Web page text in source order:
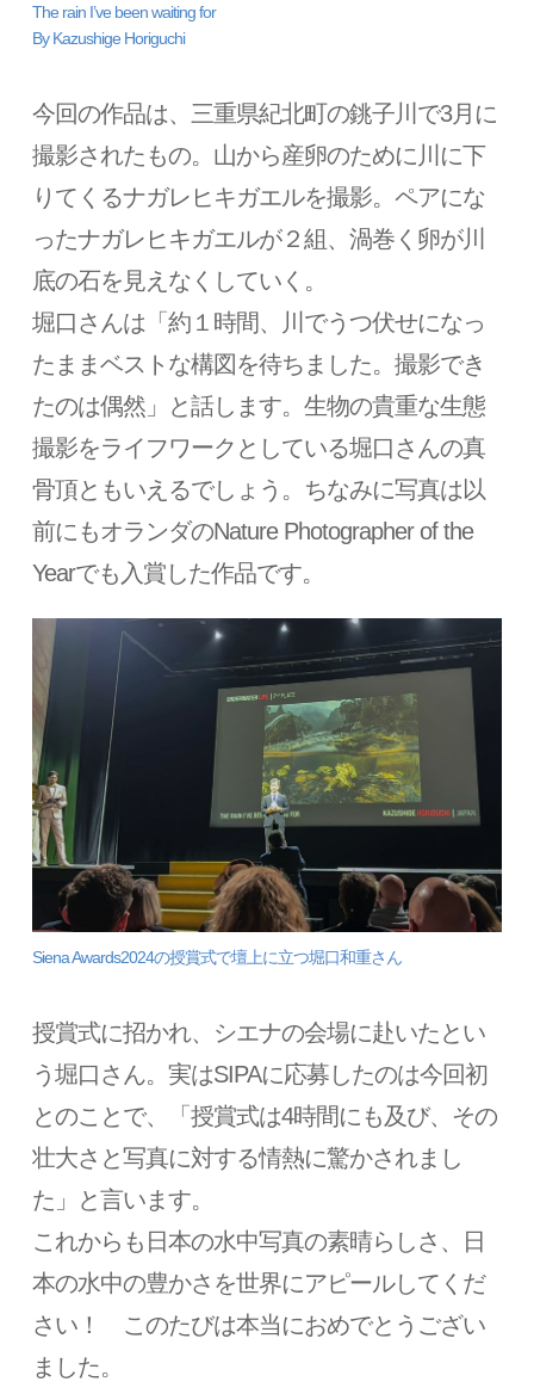
The rain I’ve been waiting for
By Kazushige Horiguchi
今回の作品は、三重県紀北町の銚子川で3月に
撮影されたもの。山から産卵のために川に下
りてくるナガレヒキガエルを撮影。ペアにな
ったナガレヒキガエルが２組、渦巻く卵が川
底の石を見えなくしていく。
堀口さんは「約１時間、川でうつ伏せになっ
たままベストな構図を待ちました。撮影でき
たのは偶然」と話します。生物の貴重な生態
撮影をライフワークとしている堀口さんの真
骨頂ともいえるでしょう。ちなみに写真は以
前にもオランダのNature Photographer of the
Yearでも入賞した作品です。
Siena Awards2024の授賞式で壇上に立つ堀口和重さん
授賞式に招かれ、シエナの会場に赴いたとい
う堀口さん。実はSIPAに応募したのは今回初
とのことで、「授賞式は4時間にも及び、その
壮大さと写真に対する情熱に驚かされまし
た」と言います。
これからも日本の水中写真の素晴らしさ、日
本の水中の豊かさを世界にアピールしてくだ
さい！ このたびは本当におめでとうござい
ました。